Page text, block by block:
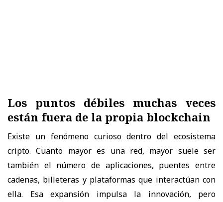
Los puntos débiles muchas veces
están fuera de la propia blockchain
Existe un fenómeno curioso dentro del ecosistema
cripto. Cuanto mayor es una red, mayor suele ser
también el número de aplicaciones, puentes entre
cadenas, billeteras y plataformas que interactúan con
ella. Esa expansión impulsa la innovación, pero